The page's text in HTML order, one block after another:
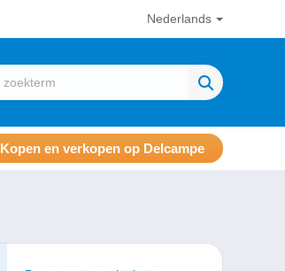
Nederlands
Kopen en verkopen op Delcampe